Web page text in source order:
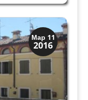
союзах среди
Мар 11
2016